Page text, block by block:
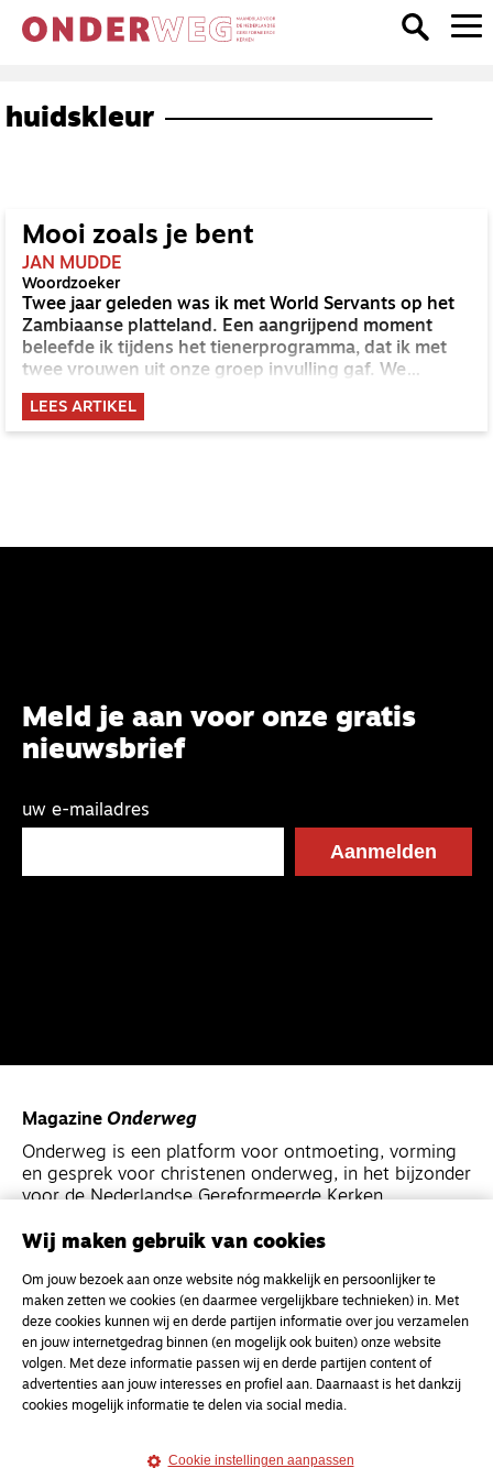
huidskleur
Mooi zoals je bent
JAN MUDDE
Woordzoeker
Twee jaar geleden was ik met World Servants op het
Zambiaanse platteland. Een aangrijpend moment
beleefde ik tijdens het tienerprogramma, dat ik met
twee vrouwen uit onze groep invulling gaf. We
spraken over thema’s als zelfbeeld, vriendschap en
partnerkeuze. Ik vroeg de jongeren hun ideale partner
te schetsen. Bovenaan het verlanglijstje van de
LEES ARTIKEL
Meld je aan voor onze gratis
nieuwsbrief
uw e-mailadres
Magazine Onderweg
Onderweg is een platform voor ontmoeting, vorming
en gesprek voor christenen onderweg, in het bijzonder
voor de Nederlandse Gereformeerde Kerken.
Magazine
Onderweg
Kvk-nummer 33277063
NL46 INGB 0117 5827 86
info@onderwegonline.nl
Wij maken gebruik van cookies
Om jouw bezoek aan onze website nóg makkelijk en persoonlijker te
maken zetten we cookies (en daarmee vergelijkbare technieken) in. Met
deze cookies kunnen wij en derde partijen informatie over jou verzamelen
en jouw internetgedrag binnen (en mogelijk ook buiten) onze website
volgen. Met deze informatie passen wij en derde partijen content of
advertenties aan jouw interesses en profiel aan. Daarnaast is het dankzij
cookies mogelijk informatie te delen via social media.
Cookie instellingen aanpassen